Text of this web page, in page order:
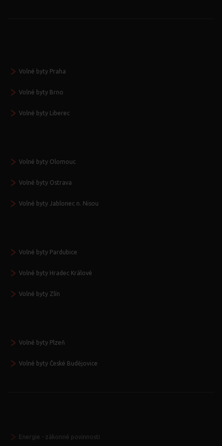
Volné byty Praha
Volné byty Brno
Volné byty Liberec
Volné byty Olomouc
Volné byty Ostrava
Volné byty Jablonec n. Nisou
Volné byty Pardubice
Volné byty Hradec Králové
Volné byty Zlín
Volné byty Plzeň
Volné byty České Budějovice
Energie - zákonné povinnosti